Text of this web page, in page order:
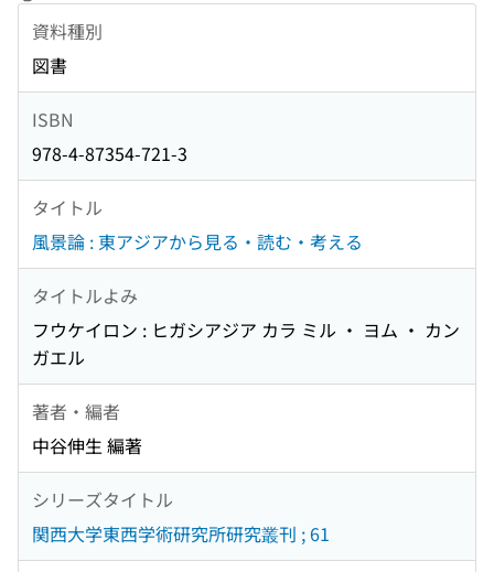
資料種別
図書
ISBN
978-4-87354-721-3
タイトル
風景論 : 東アジアから見る・読む・考える
タイトルよみ
フウケイロン : ヒガシアジア カラ ミル ・ ヨム ・ カン
ガエル
著者・編者
中谷伸生 編著
シリーズタイトル
関西大学東西学術研究所研究叢刊 ; 61